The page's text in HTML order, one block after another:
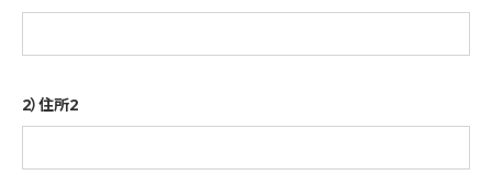
2）住所2